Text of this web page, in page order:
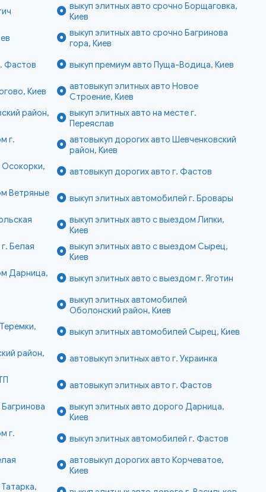
выкуп элитных авто срочно Борщаговка,
Киев
выкуп элитных авто срочно Багринова
гора, Киев
Фастов
выкуп премиум авто Пуща-Водица, Киев
Киев
автовыкуп элитных авто Новое
Строение, Киев
район,
выкуп элитных авто на месте г.
Переяслав
г.
автовыкуп дорогих авто Шевченковский
район, Киев
Осокорки,
автовыкуп дорогих авто г. Фастов
Ветряные
выкуп элитных автомобилей г. Бровары
выкуп элитных авто с выездом Липки,
Киев
Белая
выкуп элитных авто с выездом Сырец,
Киев
Дарница,
выкуп элитных авто с выездом г. Яготин
выкуп элитных автомобилей
Оболонский район, Киев
выкуп элитных автомобилей Сырец, Киев
район,
автовыкуп элитных авто г. Украинка
автовыкуп элитных авто г. Фастов
выкуп элитных авто дорого Дарница,
Киев
г.
выкуп элитных автомобилей г. Фастов
автовыкуп дорогих авто Корчеватое,
Киев